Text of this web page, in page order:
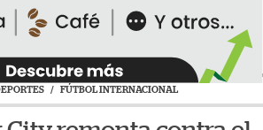
/ FÚTBOL INTERNACIONAL